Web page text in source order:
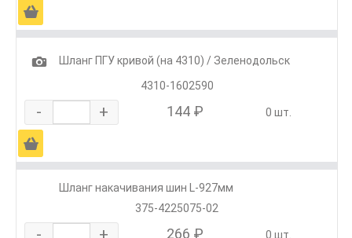
Ä
1
Шланг ПГУ кривой (на 4310) / Зеленодольск
4310-1602590
- + 144 ₽ 0 шт.
Ä
Шланг накачивания шин L-927мм
375-4225075-02
- + 266 ₽ 0 шт.